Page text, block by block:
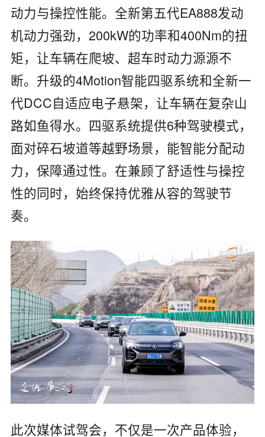
动力与操控性能。全新第五代EA888发动
机动力强劲，200kW的功率和400Nm的扭
矩，让车辆在爬坡、超车时动力源源不
断。升级的4Motion智能四驱系统和全新一
代DCC自适应电子悬架，让车辆在复杂山
路如鱼得水。四驱系统提供6种驾驶模式，
面对碎石坡道等越野场景，能智能分配动
力，保障通过性。在兼顾了舒适性与操控
性的同时，始终保持优雅从容的驾驶节
奏。
此次媒体试驾会，不仅是一次产品体验，